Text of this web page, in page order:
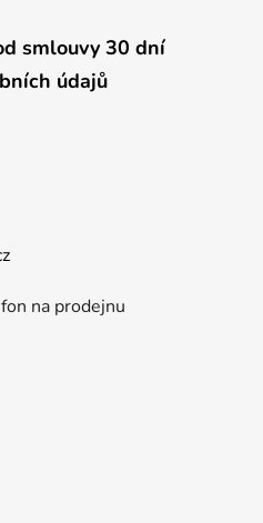
smlouvy 30 dní
údajů
na prodejnu